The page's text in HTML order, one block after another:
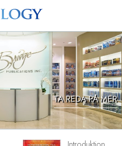
TA REDA PÅ MER